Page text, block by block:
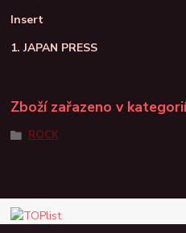
Insert
1. JAPAN PRESS
Zboží zařazeno v
ROCK